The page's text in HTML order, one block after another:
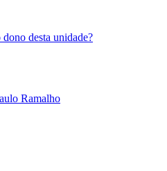
dono desta unidade?
Ramalho